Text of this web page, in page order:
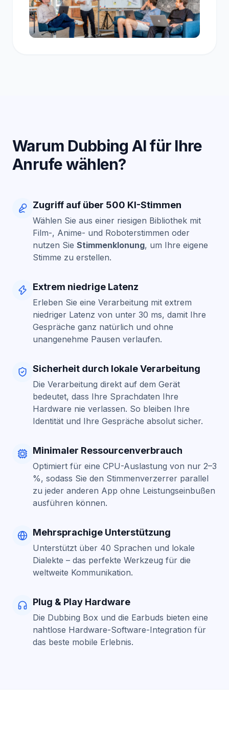
Warum Dubbing AI für Ihre
Anrufe wählen?
Zugriff auf über 500 KI-Stimmen
Wählen Sie aus einer riesigen Bibliothek mit
Film-, Anime- und Roboterstimmen oder
nutzen Sie Stimmenklonung, um Ihre eigene
Stimme zu erstellen.
Extrem niedrige Latenz
Erleben Sie eine Verarbeitung mit extrem
niedriger Latenz von unter 30 ms, damit Ihre
Gespräche ganz natürlich und ohne
unangenehme Pausen verlaufen.
Sicherheit durch lokale Verarbeitung
Die Verarbeitung direkt auf dem Gerät
bedeutet, dass Ihre Sprachdaten Ihre
Hardware nie verlassen. So bleiben Ihre
Identität und Ihre Gespräche absolut sicher.
Minimaler Ressourcenverbrauch
Optimiert für eine CPU-Auslastung von nur 2–3
%, sodass Sie den Stimmenverzerrer parallel
zu jeder anderen App ohne Leistungseinbußen
ausführen können.
Mehrsprachige Unterstützung
Unterstützt über 40 Sprachen und lokale
Dialekte – das perfekte Werkzeug für die
weltweite Kommunikation.
Plug & Play Hardware
Die Dubbing Box und die Earbuds bieten eine
nahtlose Hardware-Software-Integration für
das beste mobile Erlebnis.